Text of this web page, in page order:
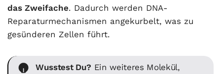
das Zweifache. Dadurch werden DNA-
Reparaturmechanismen angekurbelt, was zu
gesünderen Zellen führt.
Wusstest Du? Ein weiteres Molekül,